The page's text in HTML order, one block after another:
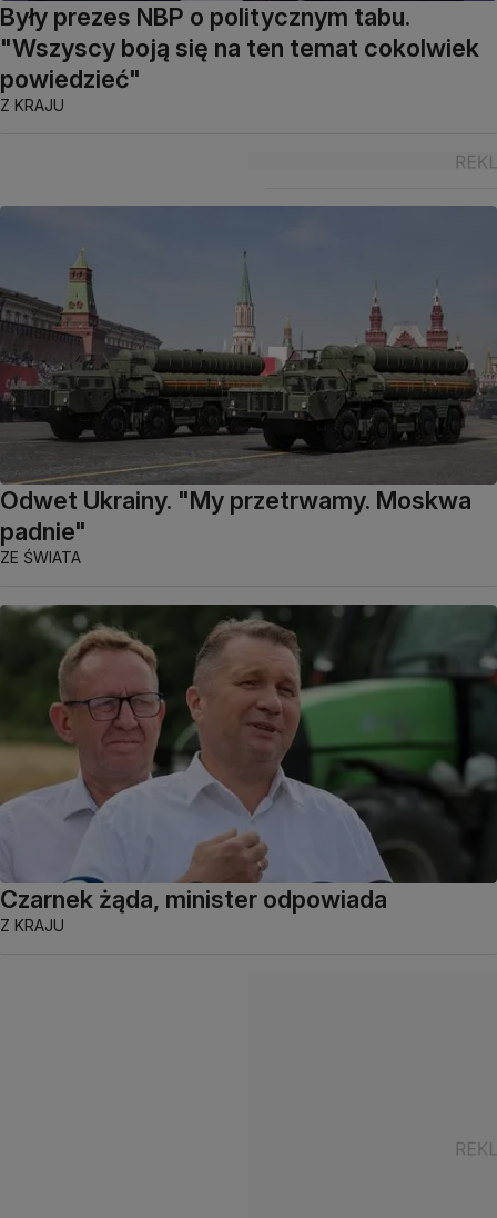
Były prezes NBP o politycznym tabu.
"Wszyscy boją się na ten temat cokolwiek
powiedzieć"
Z KRAJU
Odwet Ukrainy. "My przetrwamy. Moskwa
padnie"
ZE ŚWIATA
Czarnek żąda, minister odpowiada
Z KRAJU